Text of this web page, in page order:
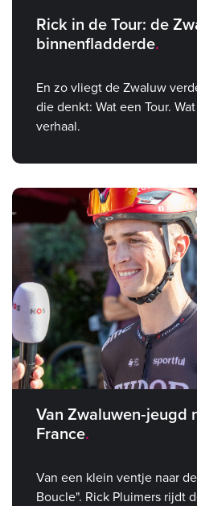
Rick in de Tour: de
binnenfladderde
En zo vliegt de Zwaluw
die denkt: Wat een Tour.
verhaal.
Van Zwaluwen‑jeugd
France
Van een klein ventje naar
Boucle". Rick Pluimers rijdt